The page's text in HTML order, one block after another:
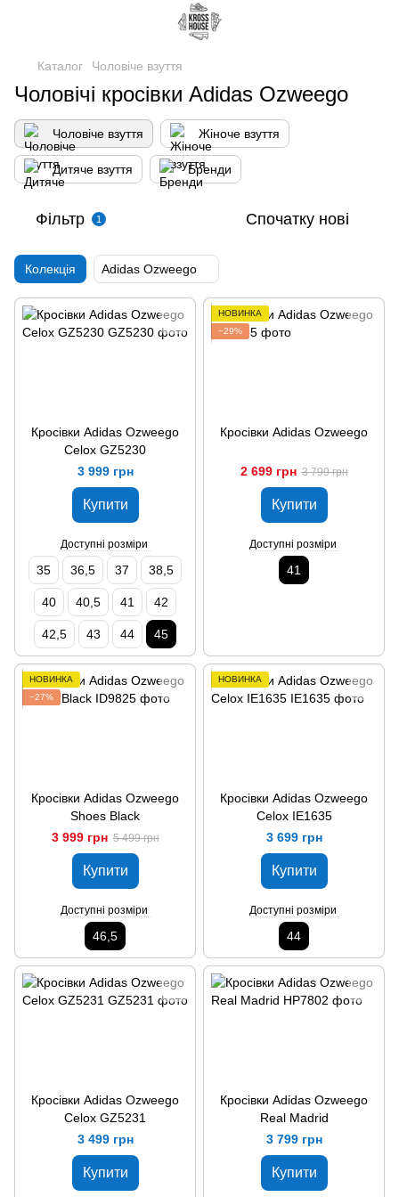
Каталог Чоловіче взуття
Чоловічі кросівки Adidas Ozweego
Чоловіче взуття Жіноче взуття
Дитяче взуття Бренди
Фільтр 1 Спочатку нові
Колекція Adidas Ozweego
Кросівки Adidas Ozweego
Celox GZ5230
3 999 грн
Купити
Доступні розміри
35 36,5 37 38,5
40 40,5 41 42
42,5 43 44 45
НОВИНКА
−29%
Кросівки Adidas Ozweego
2 699 грн 3 799 грн
Купити
Доступні розміри
41
НОВИНКА
−27%
Кросівки Adidas Ozweego
Shoes Black
3 999 грн 5 499 грн
Купити
Доступні розміри
46,5
НОВИНКА
Кросівки Adidas Ozweego
Celox IE1635
3 699 грн
Купити
Доступні розміри
44
Кросівки Adidas Ozweego
Celox GZ5231
3 499 грн
Купити
Кросівки Adidas Ozweego
Real Madrid
3 799 грн
Купити